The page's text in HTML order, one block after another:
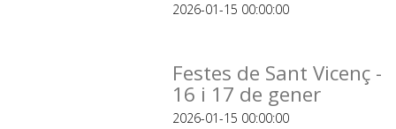
2026-01-15 00:00:00
Festes de Sant Vicenç -
16 i 17 de gener
2026-01-15 00:00:00